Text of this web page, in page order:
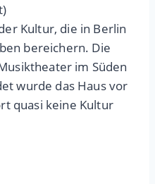
Kultur, die in Berlin
bereichern. Die
im Süden
wurde das Haus vor
quasi keine Kultur